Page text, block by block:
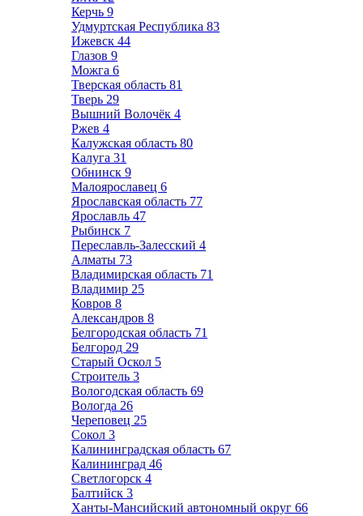
Керчь 9
Удмуртская Республика 83
Ижевск 44
Глазов 9
Можга 6
Тверская область 81
Тверь 29
Вышний Волочёк 4
Ржев 4
Калужская область 80
Калуга 31
Обнинск 9
Малоярославец 6
Ярославская область 77
Ярославль 47
Рыбинск 7
Переславль-Залесский 4
Алматы 73
Владимирская область 71
Владимир 25
Ковров 8
Александров 8
Белгородская область 71
Белгород 29
Старый Оскол 5
Строитель 3
Вологодская область 69
Вологда 26
Череповец 25
Сокол 3
Калининградская область 67
Калининград 46
Светлогорск 4
Балтийск 3
Ханты-Мансийский автономный округ 66